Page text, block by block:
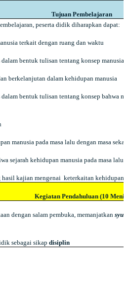
Tujuan Pembelajaran
peserta didik diharapkan dapat:
terkait dengan ruang dan waktu
bentuk tulisan tentang konsep manusia
berkelanjutan dalam kehidupan manusia
bentuk tulisan tentang konsep bahwa
manusia pada masa lalu dengan masa
sejarah kehidupan manusia pada masa lalu
kajian mengenai keterkaitan kehidupan
Kegiatan Pendahuluan (10 Menit)
dengan salam pembuka, memanjatkan
sebagai sikap disiplin